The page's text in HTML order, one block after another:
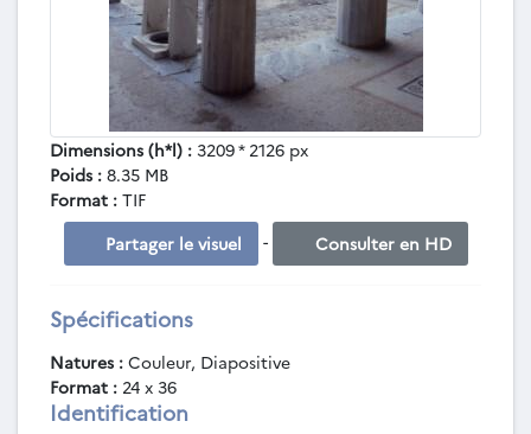
Dimensions (h*l) : 3209 * 2126 px
Poids : 8.35 MB
Format : TIF
Partager le visuel
- Consulter en HD
Spécifications
Natures : Couleur, Diapositive
Format : 24 x 36
Identification